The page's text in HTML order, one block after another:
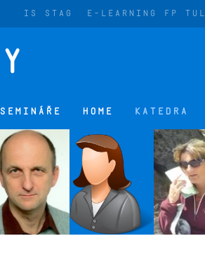
IS STAG E-LEARNING FP TUL
SEMINÁŘE HOME KATEDRA